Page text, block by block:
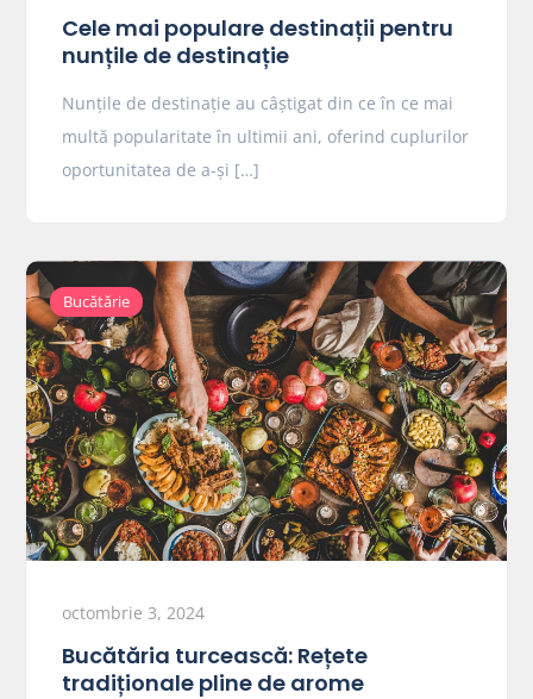
Cele mai populare destinații pentru
nunțile de destinație
Nunțile de destinație au câștigat din ce în ce mai
multă popularitate în ultimii ani, oferind cuplurilor
oportunitatea de a-și […]
Bucătărie
octombrie 3, 2024
Bucătăria turcească: Rețete
tradiționale pline de arome